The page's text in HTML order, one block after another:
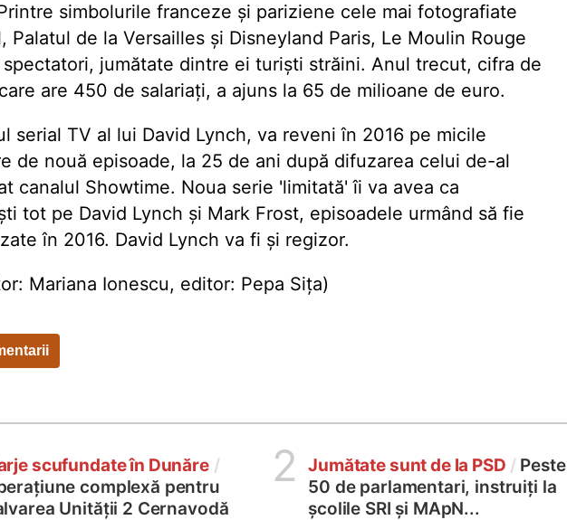
simbolurile franceze și pariziene cele mai fotografiate
Palatul de la Versailles și Disneyland Paris, Le Moulin Rouge
jumătate dintre ei turiști străini. Anul trecut, cifra de
are 450 de salariați, a ajuns la 65 de milioane de euro.
serial TV al lui David Lynch, va reveni în 2016 pe micile
de nouă episoade, la 25 de ani după difuzarea celui de-al
canalul Showtime. Noua serie 'limitată' îi va avea ca
tot pe David Lynch și Mark Frost, episoadele urmând să fie
în 2016. David Lynch va fi și regizor.
Mariana Ionescu, editor: Pepa Sița)
scufundate în Dunăre /
complexă pentru
Unității 2 Cernavodă
2 Jumătate sunt de la PSD / Peste
50 de parlamentari, instruiți la
școlile SRI și MApN...